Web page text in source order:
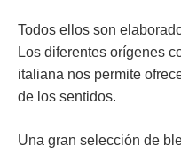
Todos ellos son
Los diferentes orígenes
italiana nos permite
de los sentidos.
Una gran selección de